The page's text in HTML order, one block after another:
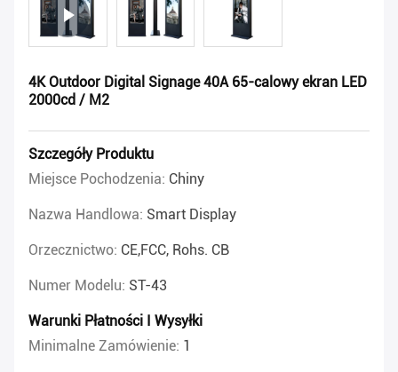
4K Outdoor Digital Signage 40A 65-calowy ekran LED
2000cd / M2
Szczegóły Produktu
Miejsce Pochodzenia: Chiny
Nazwa Handlowa: Smart Display
Orzecznictwo: CE,FCC, Rohs. CB
Numer Modelu: ST-43
Warunki Płatności I Wysyłki
Minimalne Zamówienie: 1